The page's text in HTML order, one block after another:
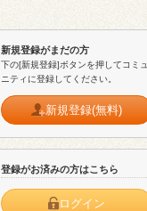
新規登録がまだの方
下の[新規登録]ボタンを押してコミュ
ニティに登録してください。
新規登録(無料)
登録がお済みの方はこちら
ログイン